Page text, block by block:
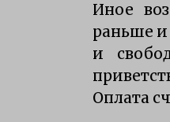
Иное
раньше и
и
Оплата